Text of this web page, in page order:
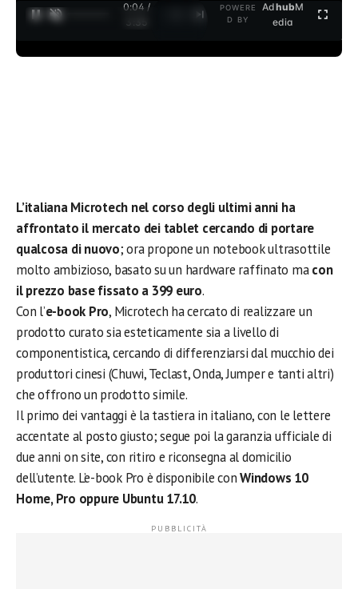
0:04 /
3:35
POWERE
D BY
AdhubM
edia
L’italiana Microtech nel corso degli ultimi anni ha
affrontato il mercato dei tablet cercando di portare
qualcosa di nuovo; ora propone un notebook ultrasottile
molto ambizioso, basato su un hardware raffinato macon
il prezzo base fissato a 399 euro.
Con l’e-book Pro, Microtech ha cercato di realizzare un
prodotto curato sia esteticamente sia a livello di
componentistica, cercando di differenziarsi dal mucchio dei
produttori cinesi (Chuwi, Teclast, Onda, Jumper e tanti altri)
che offrono un prodotto simile.
Il primo dei vantaggi è la tastiera in italiano, con le lettere
accentate al posto giusto; segue poi la garanzia ufficiale di
due anni on site, con ritiro e riconsegna al domicilio
dell’utente. L’e-book Pro è disponibile conWindows 10
Home, Pro oppure Ubuntu 17.10.